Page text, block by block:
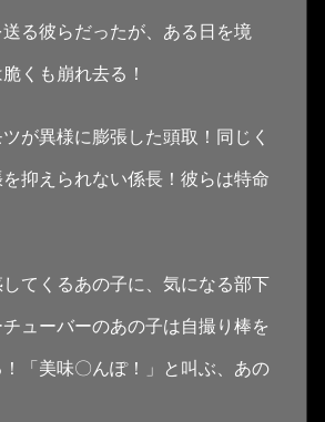
る彼らだったが、ある日を境
くも崩れ去る！
が異様に膨張した頭取！同じく
抑えられない係長！彼らは特命
てくるあの子に、気になる部下
ューバーのあの子は自撮り棒を
「美味〇んぽ！」と叫ぶ、あの